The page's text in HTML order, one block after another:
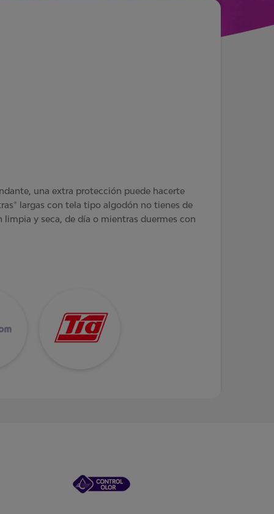
una extra protección puede hacerte
largas con tela tipo algodón no tienes de
y seca, de día o mientras duermes con